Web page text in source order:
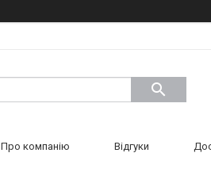
Про компанію Відгуки